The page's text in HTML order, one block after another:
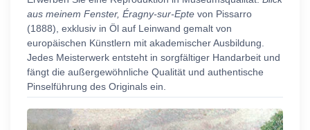
aus meinem Fenster, Éragny-sur-Epte von Pissarro
(1888), exklusiv in Öl auf Leinwand gemalt von
europäischen Künstlern mit akademischer Ausbildung.
Jedes Meisterwerk entsteht in sorgfältiger Handarbeit und
fängt die außergewöhnliche Qualität und authentische
Pinselführung des Originals ein.